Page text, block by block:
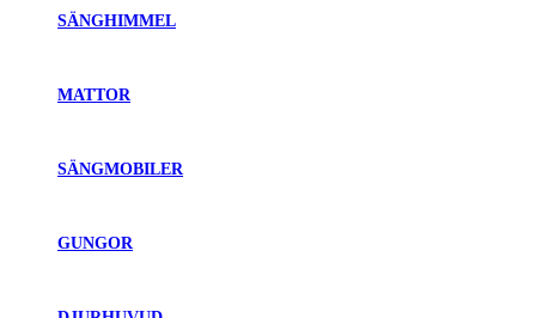
SÄNGHIMMEL
MATTOR
SÄNGMOBILER
GUNGOR